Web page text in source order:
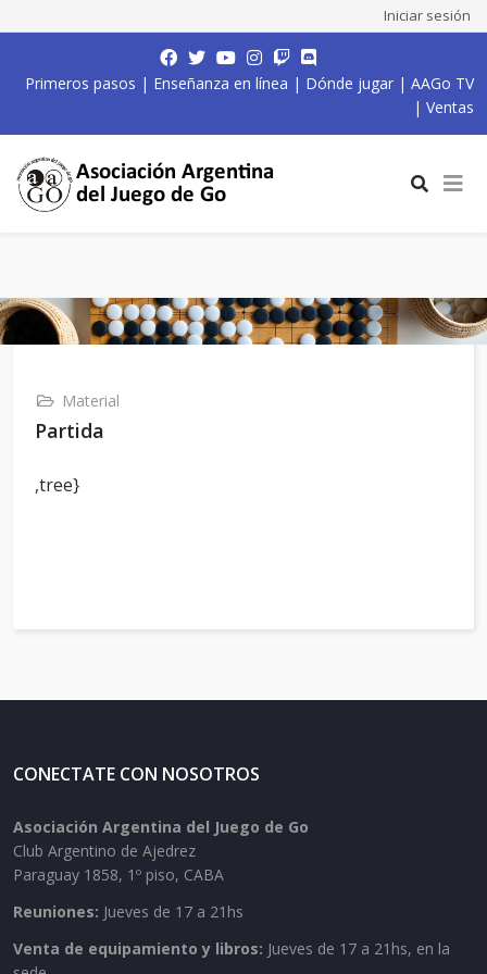
Iniciar sesión
Primeros pasos | Enseñanza en línea | Dónde jugar | AAGo TV
| Ventas
Material
Partida
,tree}
CONECTATE CON NOSOTROS
Asociación Argentina del Juego de Go
Club Argentino de Ajedrez
Paraguay 1858, 1º piso, CABA
Reuniones: Jueves de 17 a 21hs
Venta de equipamiento y libros: Jueves de 17 a 21hs, en la